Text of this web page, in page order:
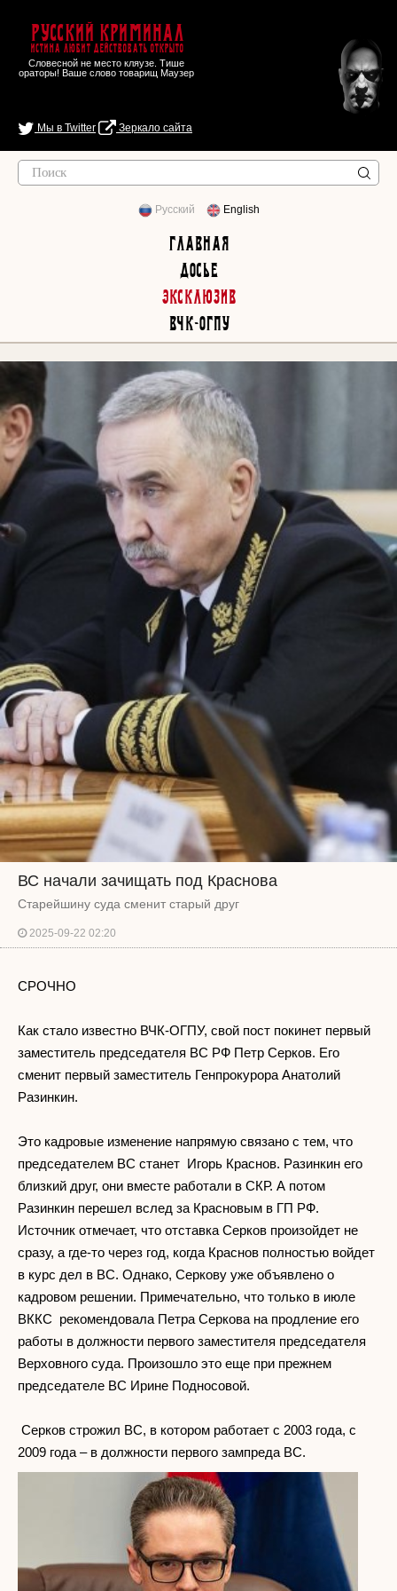
Русский Криминал
Истина любит действовать открыто
Словесной не место кляузе. Тише
ораторы! Ваше слово товарищ Маузер
Мы в Twitter Зеркало сайта
Русский English
Главная
Досье
Эксклюзив
ВЧК-ОГПУ
ВС начали зачищать под Краснова
Старейшину суда сменит старый друг
2025-09-22 02:20
СРОЧНО
Как стало известно ВЧК-ОГПУ, свой пост покинет первый
заместитель председателя ВС РФ Петр Серков. Его
сменит первый заместитель Генпрокурора Анатолий
Разинкин.
Это кадровые изменение напрямую связано с тем, что
председателем ВС станет Игорь Краснов. Разинкин его
близкий друг, они вместе работали в СКР. А потом
Разинкин перешел вслед за Красновым в ГП РФ.
Источник отмечает, что отставка Серков произойдет не
сразу, а где-то через год, когда Краснов полностью войдет
в курс дел в ВС. Однако, Серкову уже объявлено о
кадровом решении. Примечательно, что только в июле
ВККС рекомендовала Петра Серкова на продление его
работы в должности первого заместителя председателя
Верховного суда. Произошло это еще при прежнем
председателе ВС Ирине Подносовой.
Серков строжил ВС, в котором работает с 2003 года, с
2009 года – в должности первого зампреда ВС.